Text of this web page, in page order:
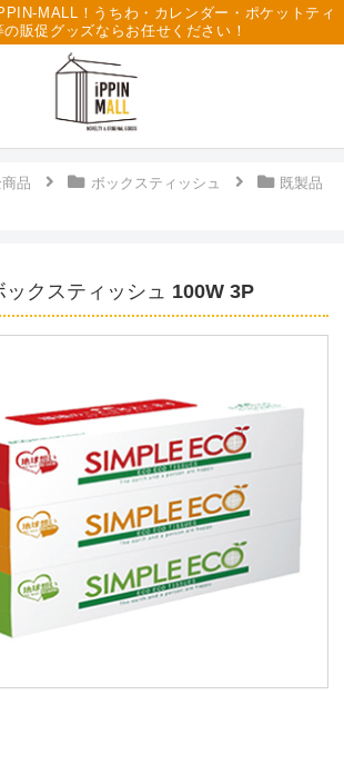
MALL！うちわ・カレンダー・ポケットティ
の販促グッズならお任せください！
品 ボックスティッシュ
既製品
ックスティッシュ 100W 3P